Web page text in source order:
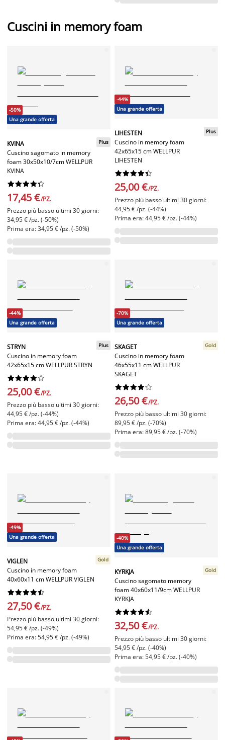
Cuscini in memory foam
-50%
Una grande offerta
KVINA
Cuscino sagomato in memory
foam 30x50x10/7cm WELLPUR
KVINA
Plus






17,45 €/PZ.
Prezzo più basso ultimi 30 giorni:
34,95 € /pz. (-50%)
Prima era: 34,95 € /pz. (-50%)
-44%
Una grande offerta
LIHESTEN
Cuscino in memory foam
42x65x15 cm WELLPUR
LIHESTEN
Plus






25,00 €/PZ.
Prezzo più basso ultimi 30 giorni:
44,95 € /pz. (-44%)
Prima era: 44,95 € /pz. (-44%)
-44%
Una grande offerta
STRYN
Cuscino in memory foam
42x65x15 cm WELLPUR STRYN
Plus






25,00 €/PZ.
Prezzo più basso ultimi 30 giorni:
44,95 € /pz. (-44%)
Prima era: 44,95 € /pz. (-44%)
-70%
Una grande offerta
SKAGET
Cuscino in memory foam
46x55x11 cm WELLPUR
SKAGET
Gold






26,50 €/PZ.
Prezzo più basso ultimi 30 giorni:
89,95 € /pz. (-70%)
Prima era: 89,95 € /pz. (-70%)
-49%
Una grande offerta
VIGLEN
Cuscino in memory foam
40x60x11 cm WELLPUR VIGLEN
Gold






27,50 €/PZ.
Prezzo più basso ultimi 30 giorni:
54,95 € /pz. (-49%)
Prima era: 54,95 € /pz. (-49%)
-40%
Una grande offerta
KYRKJA
Cuscino sagomato memory
foam 40x60x11/9cm WELLPUR
KYRKJA
Gold






32,50 €/PZ.
Prezzo più basso ultimi 30 giorni:
54,95 € /pz. (-40%)
Prima era: 54,95 € /pz. (-40%)